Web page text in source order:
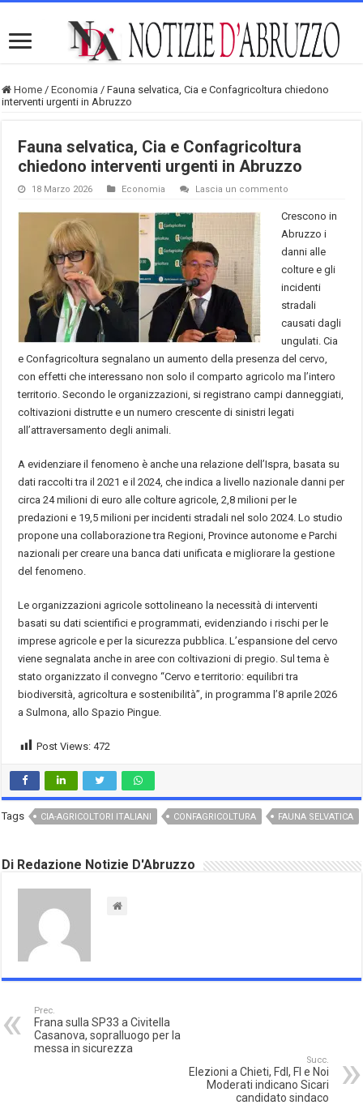
Home / Economia / Fauna selvatica, Cia e Confagricoltura chiedono
interventi urgenti in Abruzzo
Fauna selvatica, Cia e Confagricoltura
chiedono interventi urgenti in Abruzzo
18 Marzo 2026 Economia Lascia un commento
Crescono in
Abruzzo i
danni alle
colture e gli
incidenti
stradali
causati dagli
ungulati. Cia
e Confagricoltura segnalano un aumento della presenza del cervo,
con effetti che interessano non solo il comparto agricolo ma l’intero
territorio. Secondo le organizzazioni, si registrano campi danneggiati,
coltivazioni distrutte e un numero crescente di sinistri legati
all’attraversamento degli animali.
A evidenziare il fenomeno è anche una relazione dell’Ispra, basata su
dati raccolti tra il 2021 e il 2024, che indica a livello nazionale danni per
circa 24 milioni di euro alle colture agricole, 2,8 milioni per le
predazioni e 19,5 milioni per incidenti stradali nel solo 2024. Lo studio
propone una collaborazione tra Regioni, Province autonome e Parchi
nazionali per creare una banca dati unificata e migliorare la gestione
del fenomeno.
Le organizzazioni agricole sottolineano la necessità di interventi
basati su dati scientifici e programmati, evidenziando i rischi per le
imprese agricole e per la sicurezza pubblica. L’espansione del cervo
viene segnalata anche in aree con coltivazioni di pregio. Sul tema è
stato organizzato il convegno “Cervo e territorio: equilibri tra
biodiversità, agricoltura e sostenibilità”, in programma l’8 aprile 2026
a Sulmona, allo Spazio Pingue.
Post Views: 472
Tags CIA-AGRICOLTORI ITALIANI CONFAGRICOLTURA FAUNA SELVATICA
Di Redazione Notizie D'Abruzzo
Prec.
Frana sulla SP33 a Civitella
Casanova, sopralluogo per la
messa in sicurezza
Succ.
Elezioni a Chieti, FdI, FI e Noi
Moderati indicano Sicari
candidato sindaco